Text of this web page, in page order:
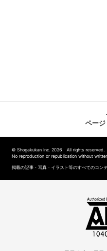
ペー
© Shogakukan Inc. 2026 All rights reserved.
No reproduction or republication without
掲載の記事・写真・イラスト等のすべてのコン